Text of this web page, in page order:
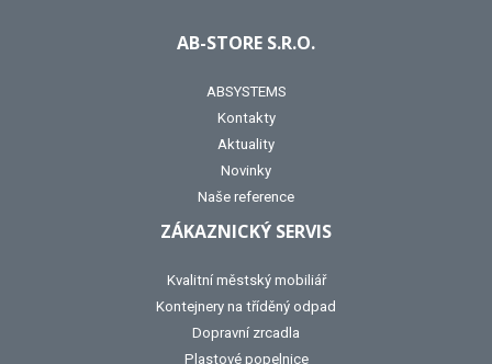
AB-STORE S.R.O.
ABSYSTEMS
Kontakty
Aktuality
Novinky
Naše reference
ZÁKAZNICKÝ SERVIS
Kvalitní městský mobiliář
Kontejnery na tříděný odpad
Dopravní zrcadla
Plastové popelnice